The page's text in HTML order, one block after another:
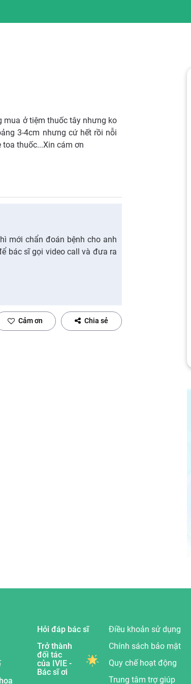
mua ở tiệm thuốc tây nhưng ko
3-4cm nhưng cứ hết rồi nỗi
toa thuốc...Xin cám ơn
mới chẩn đoán bệnh cho anh
bác sĩ gọi video call và đưa ra
Cảm ơn Chia sẻ
Hỏi đáp bác sĩ
Trở thành
đối tác
của IVIE -
Bác sĩ ơi
Điều khoản sử dụng
Chính sách bảo mật
Quy chế hoạt động
Trung tâm trợ giúp